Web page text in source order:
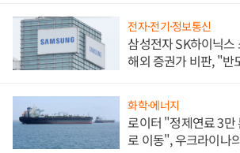
전자·전기·정보통신
삼성전자 SK하이닉스
해외 증권가 비판, "반
화학·에너지
로이터 "정제연료 3만
로 이동", 우크라이나